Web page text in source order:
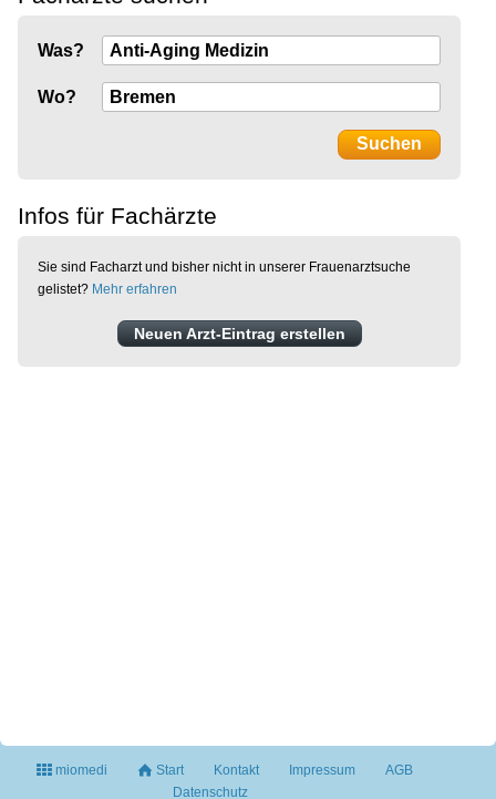
Was?
Wo?
Infos für Fachärzte
Sie sind Facharzt und bisher nicht in unserer Frauenarztsuche
gelistet? Mehr erfahren
Neuen Arzt-Eintrag erstellen
miomedi Start Kontakt Impressum
AGB
Datenschutz